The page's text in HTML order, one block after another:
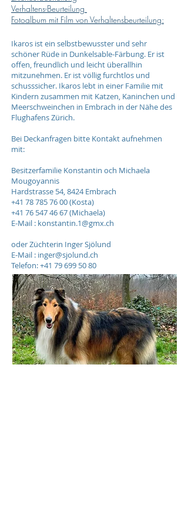
Verhaltens-Beurteilung
Fotoalbum mit Film von Verhaltensbeurteilung:
Ikaros ist ein selbstbewusster und sehr
schöner Rüde in Dunkelsable-Färbung. Er ist
offen, freundlich und leicht überallhin
mitzunehmen. Er ist völlig furchtlos und
schusssicher. Ikaros lebt in einer Familie mit
Kindern zusammen mit Katzen, Kaninchen und
Meerschweinchen in Embrach in der Nähe des
Flughafens Zürich.
Bei Deckanfragen bitte Kontakt aufnehmen
mit:
Besitzerfamilie Konstantin och Michaela
Mougoyannis
Hardstrasse 54, 8424 Embrach
+41 78 785 76 00(Kosta)
+41 76 547 46 67(Michaela)
E-Mail : konstantin.1@gmx.ch
oder Züchterin Inger Sjölund
E-Mail : inger@sjolund.ch
Telefon:+41 79 699 50 80